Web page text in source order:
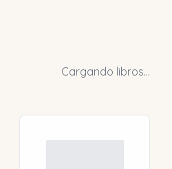
Cargando libros...